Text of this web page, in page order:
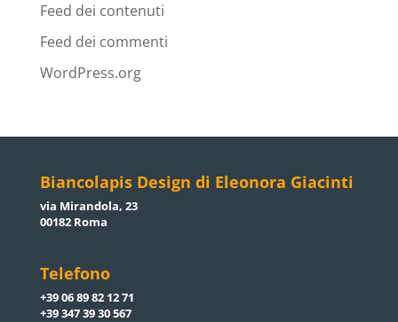
Feed dei contenuti
Feed dei commenti
WordPress.org
Biancolapis Design di Eleonora Giacinti
via Mirandola, 23
00182 Roma
Telefono
+39 06 89 82 12 71
+39 347 39 30 567